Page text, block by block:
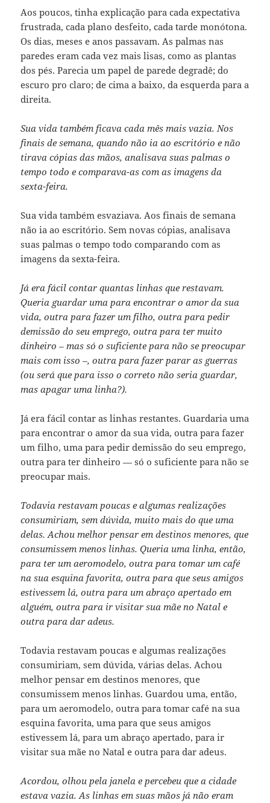
Aos poucos, tinha explicação para cada expectativa
frustrada, cada plano desfeito, cada tarde monótona.
Os dias, meses e anos passavam. As palmas nas
paredes eram cada vez mais lisas, como as plantas
dos pés. Parecia um papel de parede degradê; do
escuro pro claro; de cima a baixo, da esquerda para a
direita.
Sua vida também ficava cada mês mais vazia. Nos
finais de semana, quando não ia ao escritório e não
tirava cópias das mãos, analisava suas palmas o
tempo todo e comparava-as com as imagens da
sexta-feira.
Sua vida também esvaziava. Aos finais de semana
não ia ao escritório. Sem novas cópias, analisava
suas palmas o tempo todo comparando com as
imagens da sexta-feira.
Já era fácil contar quantas linhas que restavam.
Queria guardar uma para encontrar o amor da sua
vida, outra para fazer um filho, outra para pedir
demissão do seu emprego, outra para ter muito
dinheiro – mas só o suficiente para não se preocupar
mais com isso –, outra para fazer parar as guerras
(ou será que para isso o correto não seria guardar,
mas apagar uma linha?).
Já era fácil contar as linhas restantes. Guardaria uma
para encontrar o amor da sua vida, outra para fazer
um filho, uma para pedir demissão do seu emprego,
outra para ter dinheiro — só o suficiente para não se
preocupar mais.
Todavia restavam poucas e algumas realizações
consumiriam, sem dúvida, muito mais do que uma
delas. Achou melhor pensar em destinos menores, que
consumissem menos linhas. Queria uma linha, então,
para ter um aeromodelo, outra para tomar um café
na sua esquina favorita, outra para que seus amigos
estivessem lá, outra para um abraço apertado em
alguém, outra para ir visitar sua mãe no Natal e
outra para dar adeus.
Todavia restavam poucas e algumas realizações
consumiriam, sem dúvida, várias delas. Achou
melhor pensar em destinos menores, que
consumissem menos linhas. Guardou uma, então,
para um aeromodelo, outra para tomar café na sua
esquina favorita, uma para que seus amigos
estivessem lá, para um abraço apertado, para ir
visitar sua mãe no Natal e outra para dar adeus.
Acordou, olhou pela janela e percebeu que a cidade
estava vazia. As linhas em suas mãos já não eram